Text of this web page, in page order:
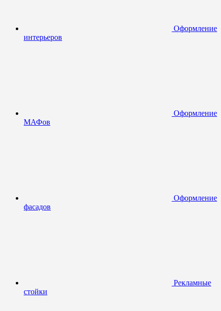
Оформление
интерьеров
Оформление
МАФов
Оформление
фасадов
Рекламные
стойки